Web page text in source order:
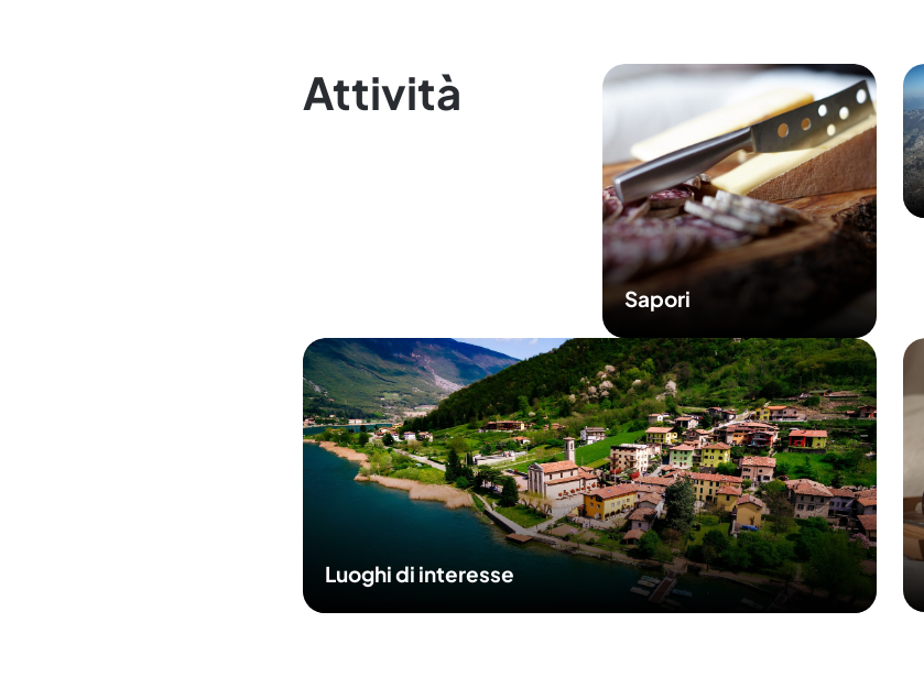
Attività
Sapori
Luoghi di interesse